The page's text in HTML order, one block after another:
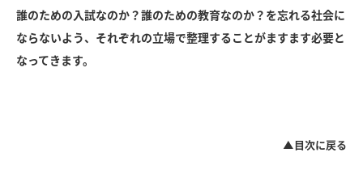
誰のための入試なのか？誰のための教育なのか？を忘れる社会に
ならないよう、それぞれの立場で整理することがますます必要と
なってきます。
▲目次に戻る